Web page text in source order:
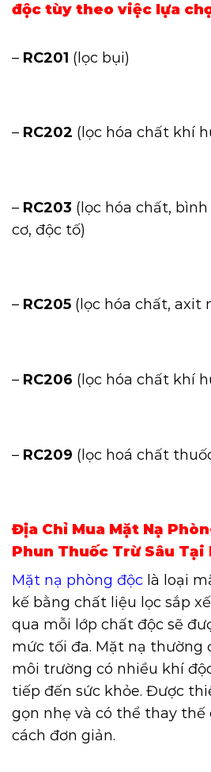
độc tùy theo việc lựa
– RC201 (lọc bụi)
– RC202 (lọc hóa chất khí
– RC203 (lọc hóa chất,
cơ, độc tố)
– RC205 (lọc hóa chất, axit
– RC206 (lọc hóa chất khí
– RC209 (lọc hoá chất
Địa Chỉ Mua Mặt Nạ
Phun Thuốc Trừ Sâu Tại
Mặt nạ phòng độc là loại
kế bằng chất liệu lọc sắp
qua mỗi lớp chất độc sẽ
mức tối đa. Mặt nạ thường
môi trường có nhiều khí
tiếp đến sức khỏe. Được
gọn nhẹ và có thể thay
cách đơn giản.